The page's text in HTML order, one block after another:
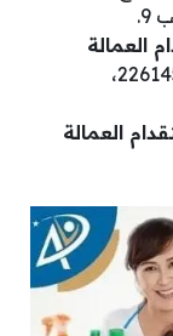
العمالة
91101555، 91101666، 22614551،
العمالة